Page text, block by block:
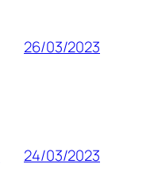
26/03/2023
24/03/2023